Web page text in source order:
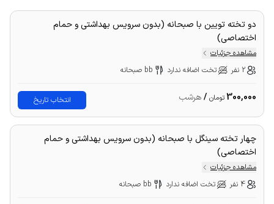
دو تخته تویین با صبحانه (بدون سرویس بهداشتی و حمام
اختصاصی)
مشاهده جزئیات
2 نفر
تخت اضافه ندارد bb صبحانه
300,000تومان /هرشب انتخاب تاریخ
چهار تخته سینگل با صبحانه (بدون سرویس بهداشتی و حمام
اختصاصی)
مشاهده جزئیات
4 نفر
تخت اضافه ندارد bb صبحانه